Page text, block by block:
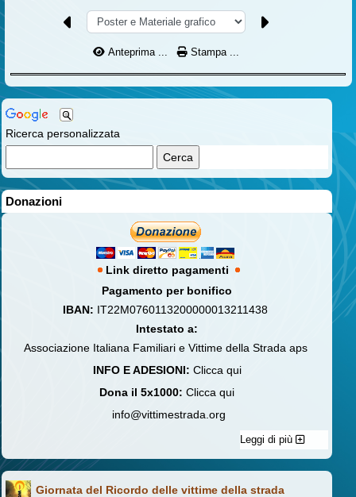
Ricerca personalizzata
Donazioni
Link diretto pagamenti
Pagamento per bonifico
IBAN: IT22M0760113200000013211438
Intestato a:
Associazione Italiana Familiari e Vittime della Strada aps
INFO E ADESIONI: Clicca qui
Dona il 5x1000: Clicca qui
info@vittimestrada.org
Leggi di più
Giornata del Ricordo delle vittime della strada
Anteprima ... Stampa ...